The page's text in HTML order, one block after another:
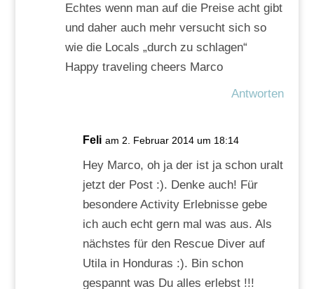
Echtes wenn man auf die Preise acht gibt
und daher auch mehr versucht sich so
wie die Locals „durch zu schlagen“
Happy traveling cheers Marco
Antworten
Feli am 2. Februar 2014 um 18:14
Hey Marco, oh ja der ist ja schon uralt
jetzt der Post :). Denke auch! Für
besondere Activity Erlebnisse gebe
ich auch echt gern mal was aus. Als
nächstes für den Rescue Diver auf
Utila in Honduras :). Bin schon
gespannt was Du alles erlebst !!!